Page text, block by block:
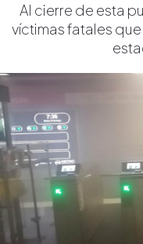
Al cierre de esta
víctimas fatales